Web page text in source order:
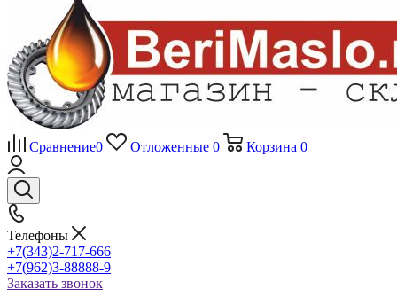
Сравнение0 Отложенные 0 Корзина 0
Телефоны
+7(343)2-717-666
+7(962)3-88888-9
Заказать звонок